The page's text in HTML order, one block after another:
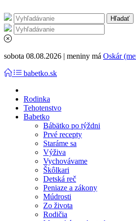
sobota 08.08.2026 | meniny má Oskár
babetko.sk
Rodinka
Tehotenstvo
Babetko
Bábätko po týždni
Prvé recepty
Staráme sa
Výživa
Vychovávame
Škôlkari
Detská reč
Peniaze a zákony
Múdrosti
Zo života
Rodičia